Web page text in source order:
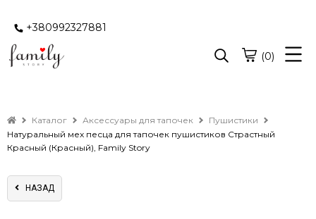
+380992327881
(0)
Каталог Аксессуары для тапочек
Пушистики
Натуральный мех песца для тапочек пушистиков Страстный
Красный (Красный), Family Story
НАЗАД